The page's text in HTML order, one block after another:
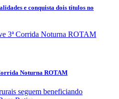
e conquista dois títulos no
Noturna ROTAM